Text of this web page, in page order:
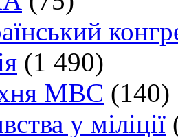
(1 490)
МВС (140)
у міліції